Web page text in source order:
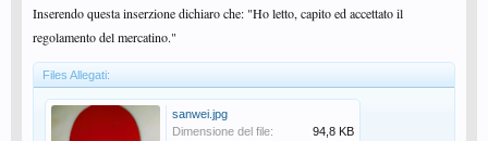
Inserendo questa inserzione dichiaro che: "Ho letto, capito ed accettato il
regolamento del mercatino."
Files Allegati:
sanwei.jpg
Dimensione del file:
94,8 KB